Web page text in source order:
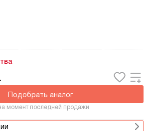
Подобрать аналог
момент последней продажи